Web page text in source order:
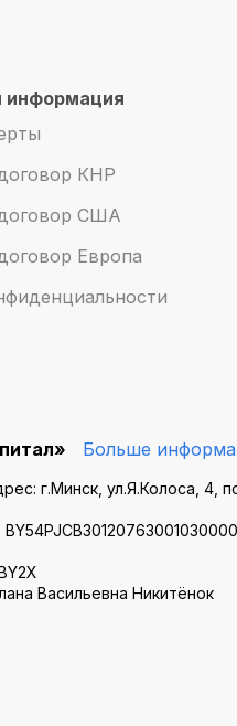
информация
КНР
США
Европа
Больше
г.Минск, ул.Я.Колоса, 4,
Васильевна Никитёнок